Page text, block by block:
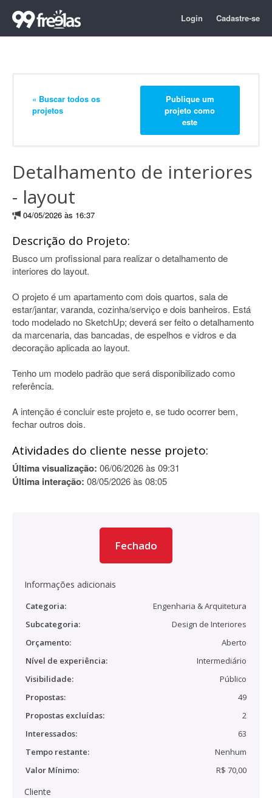
Login Cadastre-se
« Buscar todos os
projetos
Publique um
projeto como
este
Detalhamento de interiores
- layout
04/05/2026 às 16:37
Descrição do Projeto:
Busco um profissional para realizar o detalhamento de
interiores do layout.
O projeto é um apartamento com dois quartos, sala de
estar/jantar, varanda, cozinha/serviço e dois banheiros. Está
todo modelado no SketchUp; deverá ser feito o detalhamento
da marcenaria, das bancadas, de espelhos e vidros e da
decoração aplicada ao layout.
Tenho um modelo padrão que será disponibilizado como
referência.
A intenção é concluir este projeto e, se tudo ocorrer bem,
fechar outros dois.
Atividades do cliente nesse projeto:
Última visualização: 06/06/2026 às 09:31
Última interação: 08/05/2026 às 08:05
Fechado
Informações adicionais
Categoria:
Engenharia & Arquitetura
Subcategoria:
Design de Interiores
Orçamento:
Aberto
Nível de experiência:
Intermediário
Visibilidade:
Público
Propostas:
49
Propostas excluídas:
2
Interessados:
63
Tempo restante:
Nenhum
Valor Mínimo:
R$ 70,00
Cliente